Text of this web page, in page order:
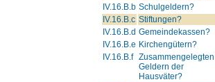
IV.16.B.b Schulgeldern?
IV.16.B.c Stiftungen?
IV.16.B.d Gemeindekassen?
IV.16.B.e Kirchengütern?
IV.16.B.f Zusammengelegten
Geldern der
Hausväter?